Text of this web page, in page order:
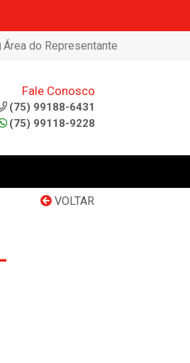
Área do Representante
Fale Conosco
(75) 99188-6431
(75) 99118-9228
VOLTAR